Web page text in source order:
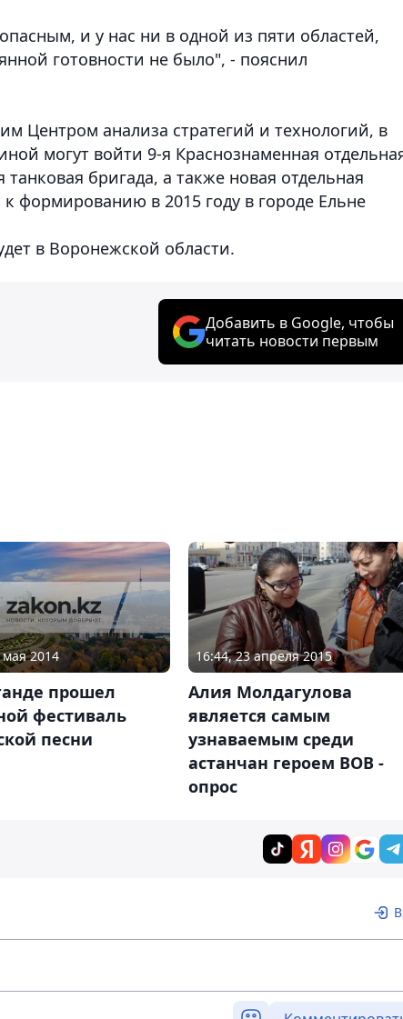
и у нас ни в одной из пяти областей,
готовности не было", - пояснил
Центром анализа стратегий и технологий, в
могут войти 9-я Краснознаменная
бригада, а также новая отдельная
формированию в 2015 году в городе Ельне
в Воронежской области.
Добавить в Google, чтобы
читать новости первым
2014
прошел
фестиваль
песни
16:44, 23 апреля 2015
Алия Молдагулова
является самым
узнаваемым среди
астанчан героем ВОВ -
опрос